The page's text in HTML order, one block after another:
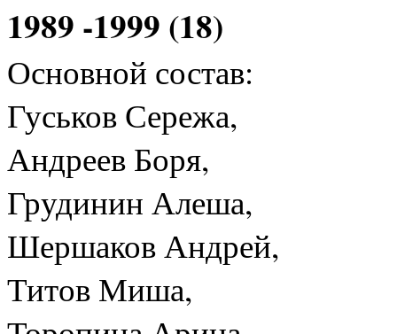
1989 -1999 (18)
Основной состав:
Гуськов Сережа,
Андреев Боря,
Грудинин Алеша,
Шершаков Андрей,
Титов Миша,